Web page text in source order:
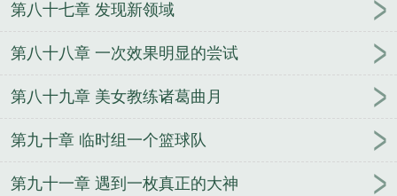
第八十七章 发现新领域
第八十八章 一次效果明显的尝试
第八十九章 美女教练诸葛曲月
第九十章 临时组一个篮球队
第九十一章 遇到一枚真正的大神